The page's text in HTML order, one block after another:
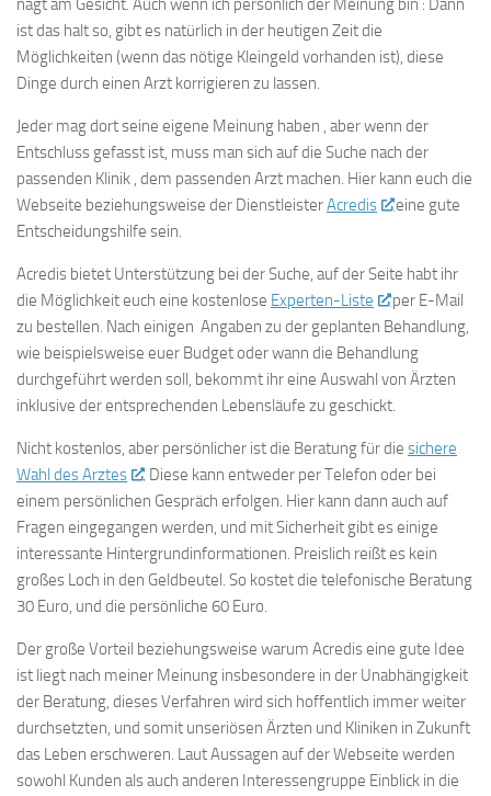
nagt am Gesicht. Auch wenn ich persönlich der Meinung bin : Dann
ist das halt so, gibt es natürlich in der heutigen Zeit die
Möglichkeiten (wenn das nötige Kleingeld vorhanden ist), diese
Dinge durch einen Arzt korrigieren zu lassen.
Jeder mag dort seine eigene Meinung haben , aber wenn der
Entschluss gefasst ist, muss man sich auf die Suche nach der
passenden Klinik , dem passenden Arzt machen. Hier kann euch die
Webseite beziehungsweise der DienstleisterAcredis
eine gute
Entscheidungshilfe sein.
Acredis bietet Unterstützung bei der Suche, auf der Seite habt ihr
die Möglichkeit euch eine kostenlose Experten-Liste
per E-Mail
zu bestellen. Nach einigen Angaben zu der geplanten Behandlung,
wie beispielsweise euer Budget oder wann die Behandlung
durchgeführt werden soll, bekommt ihr eine Auswahl von Ärzten
inklusive der entsprechenden Lebensläufe zu geschickt.
Nicht kostenlos, aber persönlicher ist die Beratung für die sichere
Wahl des Arztes
. Diese kann entweder per Telefon oder bei
einem persönlichen Gespräch erfolgen. Hier kann dann auch auf
Fragen eingegangen werden, und mit Sicherheit gibt es einige
interessante Hintergrundinformationen. Preislich reißt es kein
großes Loch in den Geldbeutel. So kostet die telefonische Beratung
30 Euro, und die persönliche 60 Euro.
Der große Vorteil beziehungsweise warum Acredis eine gute Idee
ist liegt nach meiner Meinung insbesondere in der Unabhängigkeit
der Beratung, dieses Verfahren wird sich hoffentlich immer weiter
durchsetzten, und somit unseriösen Ärzten und Kliniken in Zukunft
das Leben erschweren. Laut Aussagen auf der Webseite werden
sowohl Kunden als auch anderen Interessengruppe Einblick in die